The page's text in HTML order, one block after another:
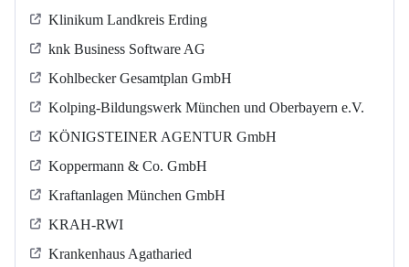
Klinikum Landkreis Erding
knk Business Software AG
Kohlbecker Gesamtplan GmbH
Kolping-Bildungswerk München und Oberbayern e.V.
KÖNIGSTEINER AGENTUR GmbH
Koppermann & Co. GmbH
Kraftanlagen München GmbH
KRAH-RWI
Krankenhaus Agatharied